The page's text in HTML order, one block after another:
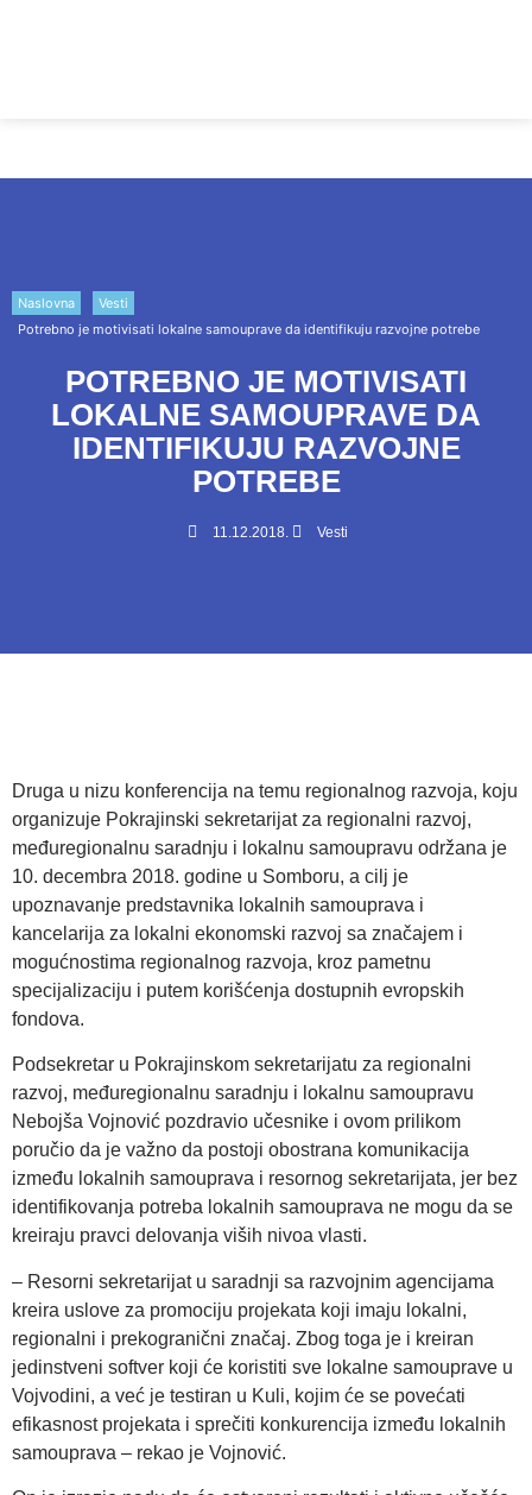
Naslovna
Vesti
Potrebno je motivisati lokalne samouprave da identifikuju razvojne potrebe
POTREBNO JE MOTIVISATI
LOKALNE SAMOUPRAVE DA
IDENTIFIKUJU RAZVOJNE
POTREBE
11.12.2018. Vesti
Druga u nizu konferencija na temu regionalnog razvoja, koju
organizuje Pokrajinski sekretarijat za regionalni razvoj,
međuregionalnu saradnju i lokalnu samoupravu održana je
10. decembra 2018. godine u Somboru, a cilј je
upoznavanje predstavnika lokalnih samouprava i
kancelarija za lokalni ekonomski razvoj sa značajem i
mogućnostima regionalnog razvoja, kroz pametnu
specijalizaciju i putem korišćenja dostupnih evropskih
fondova.
Podsekretar u Pokrajinskom sekretarijatu za regionalni
razvoj, međuregionalnu saradnju i lokalnu samoupravu
Nebojša Vojnović pozdravio učesnike i ovom prilikom
poručio da je važno da postoji obostrana komunikacija
između lokalnih samouprava i resornog sekretarijata, jer bez
identifikovanja potreba lokalnih samouprava ne mogu da se
kreiraju pravci delovanja viših nivoa vlasti.
– Resorni sekretarijat u saradnji sa razvojnim agencijama
kreira uslove za promociju projekata koji imaju lokalni,
regionalni i prekogranični značaj. Zbog toga je i kreiran
jedinstveni softver koji će koristiti sve lokalne samouprave u
Vojvodini, a već je testiran u Kuli, kojim će se povećati
efikasnost projekata i sprečiti konkurencija između lokalnih
samouprava – rekao je Vojnović.